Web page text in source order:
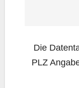
Die
PLZ